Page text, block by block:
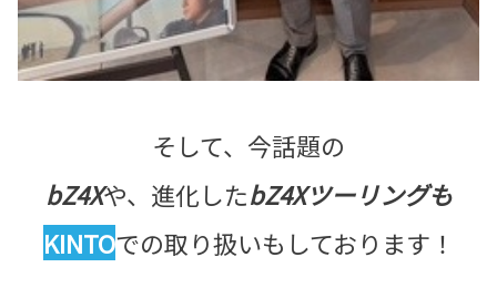
そして、今話題の
bZ4Xや、進化したbZ4Xツーリングも
KINTOでの取り扱いもしております！